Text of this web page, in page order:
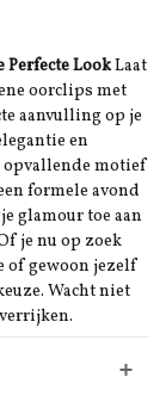
LookLaat
oorclips met
aanvulling op je
en
opvallende motief
formele avond
glamour toe aan
je nu op zoek
of gewoon jezelf
Wacht niet